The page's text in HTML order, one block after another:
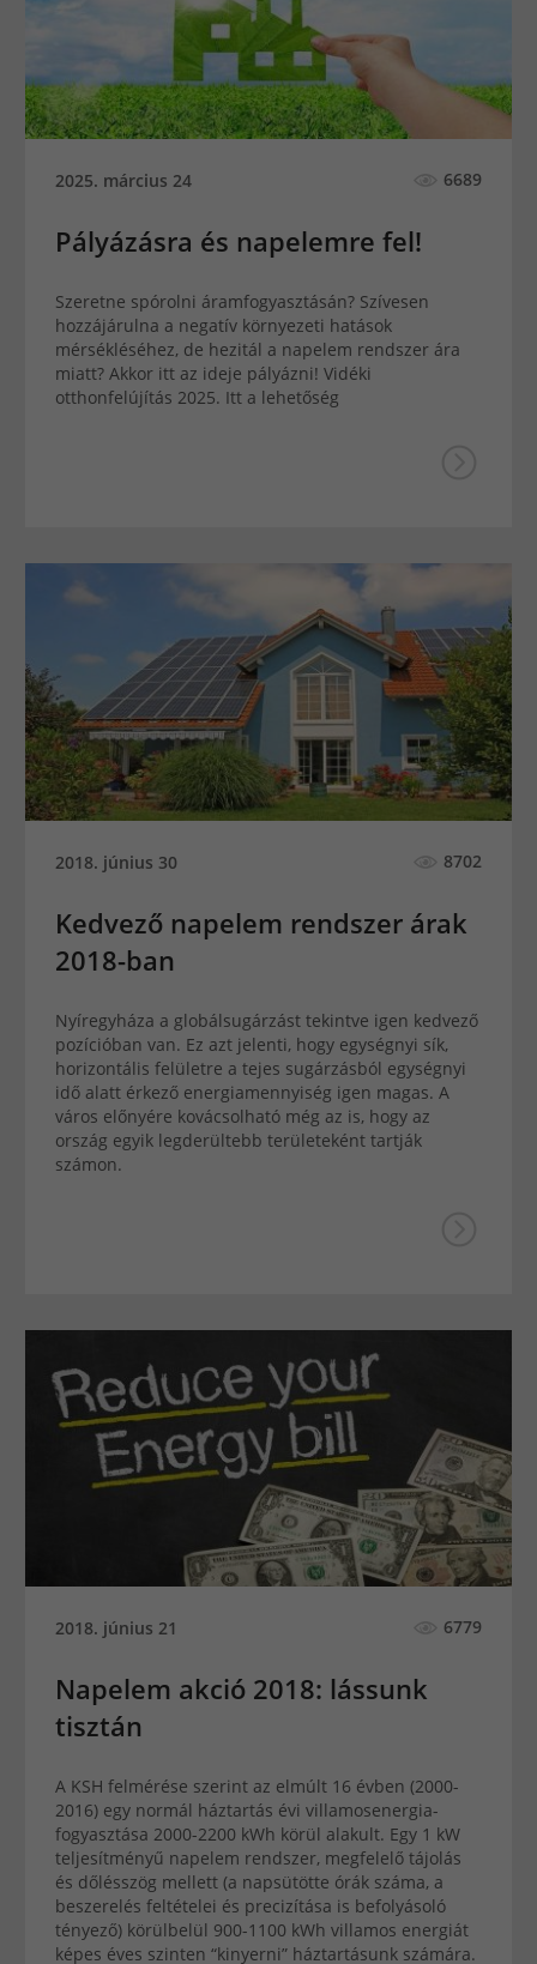
2025. március 24 6689
Pályázásra és napelemre fel!
Szeretne spórolni áramfogyasztásán? Szívesen
hozzájárulna a negatív környezeti hatások
mérsékléséhez, de hezitál a napelem rendszer ára
miatt? Akkor itt az ideje pályázni! Vidéki
otthonfelújítás 2025. Itt a lehetőség
2018. június 30 8702
Kedvező napelem rendszer árak
2018-ban
Nyíregyháza a globálsugárzást tekintve igen kedvező
pozícióban van. Ez azt jelenti, hogy egységnyi sík,
horizontális felületre a tejes sugárzásból egységnyi
idő alatt érkező energiamennyiség igen magas. A
város előnyére kovácsolható még az is, hogy az
ország egyik legderültebb területeként tartják
számon.
2018. június 21 6779
Napelem akció 2018: lássunk
tisztán
A KSH felmérése szerint az elmúlt 16 évben (2000-
2016) egy normál háztartás évi villamosenergia-
fogyasztása 2000-2200 kWh körül alakult. Egy 1 kW
teljesítményű napelem rendszer, megfelelő tájolás
és dőlésszög mellett (a napsütötte órák száma, a
beszerelés feltételei és precizítása is befolyásoló
tényező) körülbelül 900-1100 kWh villamos energiát
képes éves szinten “kinyerni” háztartásunk számára.